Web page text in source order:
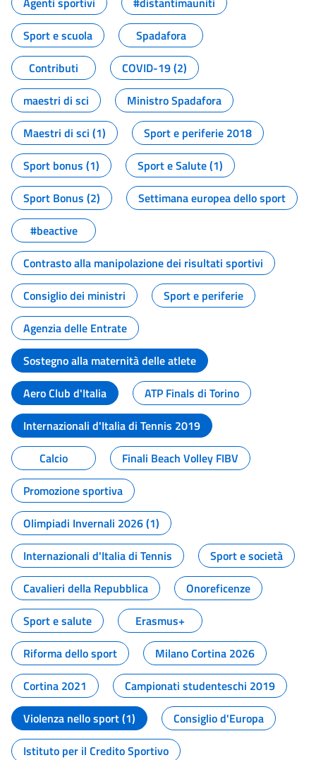
Sport e scuola
Spadafora
Contributi
COVID-19 (2)
maestri di sci
Ministro Spadafora
Maestri di sci (1)
Sport e periferie 2018
Sport bonus (1)
Sport e Salute (1)
Sport Bonus (2)
Settimana europea dello sport
#beactive
Contrasto alla manipolazione dei risultati sportivi
Consiglio dei ministri
Sport e periferie
Agenzia delle Entrate
Sostegno alla maternità delle atlete
Aero Club d'Italia
ATP Finals di Torino
Internazionali d'Italia di Tennis 2019
Calcio
Finali Beach Volley FIBV
Promozione sportiva
Olimpiadi Invernali 2026 (1)
Internazionali d'Italia di Tennis
Sport e società
Cavalieri della Repubblica
Onoreficenze
Sport e salute
Erasmus+
Riforma dello sport
Milano Cortina 2026
Cortina 2021
Campionati studenteschi 2019
Violenza nello sport (1)
Consiglio d'Europa
Istituto per il Credito Sportivo